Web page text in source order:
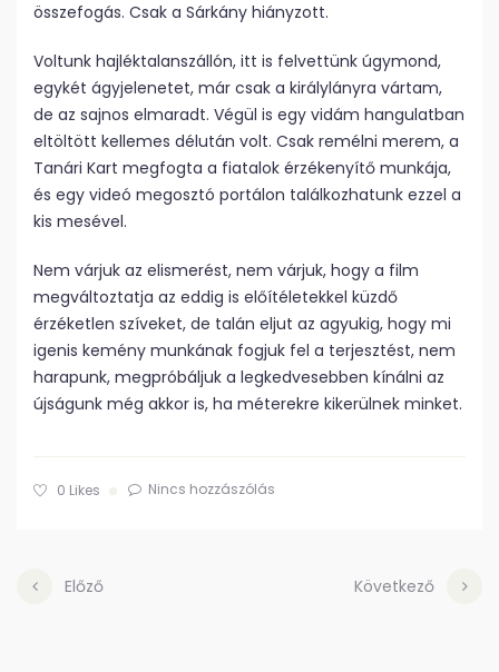
összefogás. Csak a Sárkány hiányzott.
Voltunk hajléktalanszállón, itt is felvettünk úgymond,
egy­két ágyjelenetet, már csak a királylányra vártam,
de az sajnos elmaradt. Végül is egy vidám hangulatban
eltöltött kellemes délután volt. Csak remélni merem, a
Tanári Kart megfogta a fiatalok érzékenyítő munkája,
és egy videó megosztó portálon találkozhatunk ezzel a
kis mesével.
Nem várjuk az elismerést, nem várjuk, hogy a film
megváltoztatja az eddig is előítéletekkel küzdő
érzéketlen szíveket, de talán eljut az agyukig, hogy mi
igenis kemény munkának fogjuk fel a terjesztést, nem
harapunk, megpróbáljuk a legkedvesebben kínálni az
újságunk még akkor is, ha méterekre kikerülnek minket.
0 Likes Nincs hozzászólás
Előző Következő